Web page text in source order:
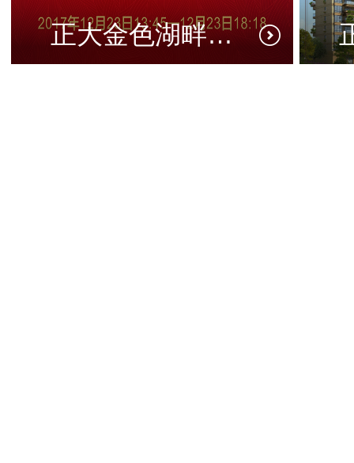
正大金色湖畔二期开盘盛典圆满成功